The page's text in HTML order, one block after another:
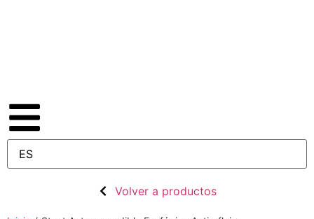
Volver a productos